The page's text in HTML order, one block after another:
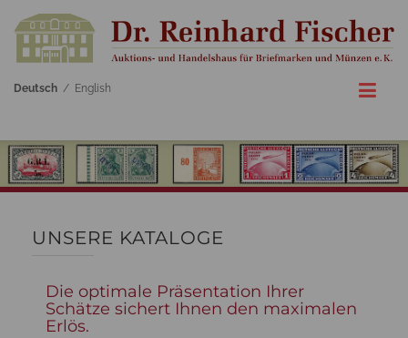
Deutsch / English
UNSERE KATALOGE
Die optimale Präsentation Ihrer
Schätze sichert Ihnen den maximalen
Erlös.